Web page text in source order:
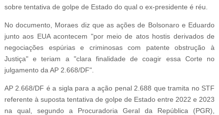
sobre tentativa de golpe de Estado do qual o ex-presidente é réu.
No documento, Moraes diz que as ações de Bolsonaro e Eduardo
junto aos EUA acontecem "por meio de atos hostis derivados de
negociações espúrias e criminosas com patente obstrução à
Justiça" e teriam a "clara finalidade de coagir essa Corte no
julgamento da AP 2.668/DF".
AP 2.668/DF é a sigla para a ação penal 2.688 que tramita no STF
referente à suposta tentativa de golpe de Estado entre 2022 e 2023
na qual, segundo a Procuradoria Geral da República (PGR),